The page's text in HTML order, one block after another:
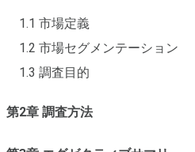
1.1 市場定義
1.2 市場セグメンテーション
1.3 調査目的
第2章 調査方法